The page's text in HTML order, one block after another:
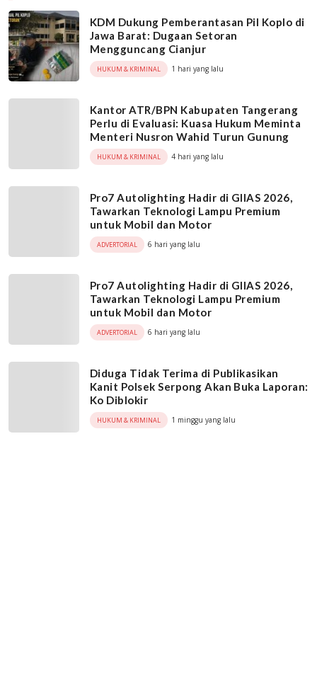
KDM Dukung Pemberantasan Pil Koplo di
Jawa Barat: Dugaan Setoran
Mengguncang Cianjur
HUKUM & KRIMINAL 1 hari yang lalu
Kantor ATR/BPN Kabupaten Tangerang
Perlu di Evaluasi: Kuasa Hukum Meminta
Menteri Nusron Wahid Turun Gunung
HUKUM & KRIMINAL 4 hari yang lalu
Pro7 Autolighting Hadir di GIIAS 2026,
Tawarkan Teknologi Lampu Premium
untuk Mobil dan Motor
ADVERTORIAL 6 hari yang lalu
Pro7 Autolighting Hadir di GIIAS 2026,
Tawarkan Teknologi Lampu Premium
untuk Mobil dan Motor
ADVERTORIAL 6 hari yang lalu
Diduga Tidak Terima di Publikasikan
Kanit Polsek Serpong Akan Buka Laporan:
Ko Diblokir
HUKUM & KRIMINAL 1 minggu yang lalu